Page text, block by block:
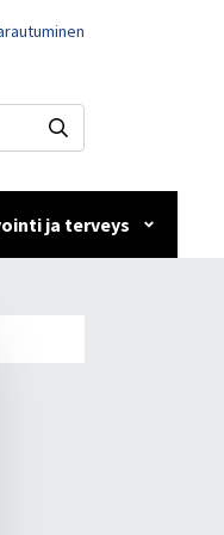
ja terveys